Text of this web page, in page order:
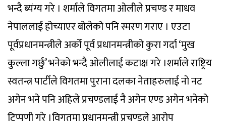
भन्दै ब्यंग्य गरे । शर्माले विगतमा ओलीले प्रचण्ड र माधव
नेपाललाई होच्याएर बोलेको पनि स्मरण गराए । एउटा
पूर्वप्रधानमन्त्रीले अर्को पूर्व प्रधानमन्त्रीको कुरा गर्दा ‘मुख
कुल्ला गर्छु’ भनेको भन्दै ओलीलाई कटाक्ष गरे ।शर्माले राष्ट्रिय
स्वतन्त्र पार्टीले विगतमा पुराना दलका नेताहरुलाई नो नट
अगेन भने पनि अहिले प्रचण्डलाई नै अगेन एण्ड अगेन भनेको
टिप्पणी गरे ।विगतमा प्रधानमन्त्री प्रचण्डले आरोप